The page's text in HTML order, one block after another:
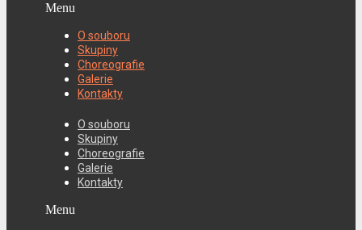
Menu
O souboru
Skupiny
Choreografie
Galerie
Kontakty
O souboru
Skupiny
Choreografie
Galerie
Kontakty
Menu